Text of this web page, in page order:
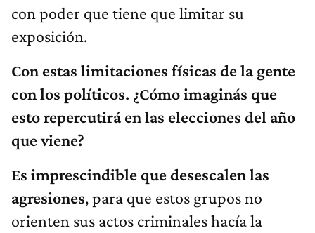
con poder que tiene que limitar su
exposición.
Con estas limitaciones físicas de la gente
con los políticos. ¿Cómo imaginás que
esto repercutirá en las elecciones del año
que viene?
Es imprescindible que desescalen las
agresiones, para que estos grupos no
orienten sus actos criminales hacía la